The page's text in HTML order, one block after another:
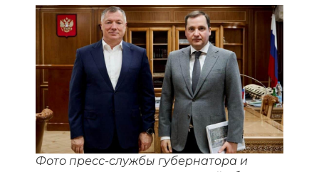
Фото пресс-службы губернатора и